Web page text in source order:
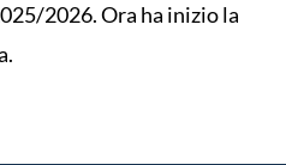
2026. Ora ha inizio la